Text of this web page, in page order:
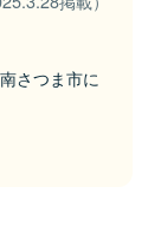
さつま市に